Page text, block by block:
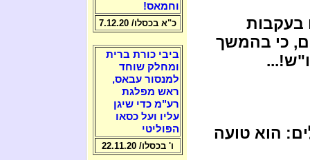
בעקבות
כי בהמשך
הוא טועה
וחמאס!
כ"א בכסלו/ 7.12.20
ביבי כורת ברית
ומחלק שוחד
למנסור עבאס,
ראש מפלגת
רע"מ כדי שיגן
עליו ועל כסאו
הפוליטי
ו' בכסלו/ 22.11.20